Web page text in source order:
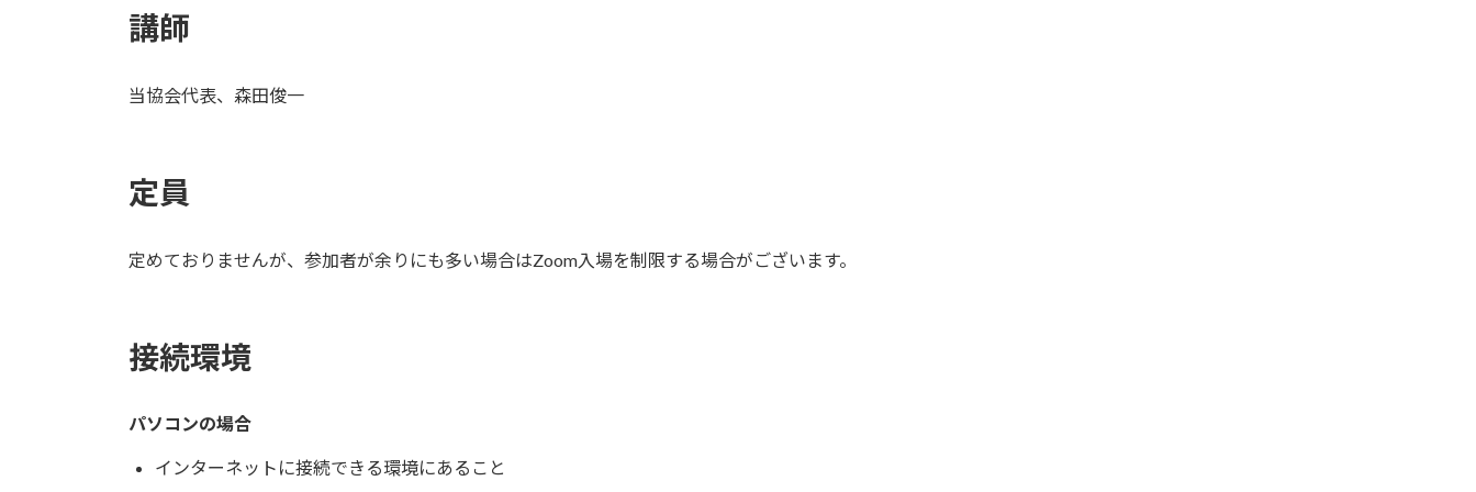
講師
当協会代表、森田俊一
定員
定めておりませんが、参加者が余りにも多い場合はZoom入場を制限する場合がございます。
接続環境
パソコンの場合
インターネットに接続できる環境にあること